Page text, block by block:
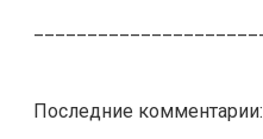
Последние комментарии: